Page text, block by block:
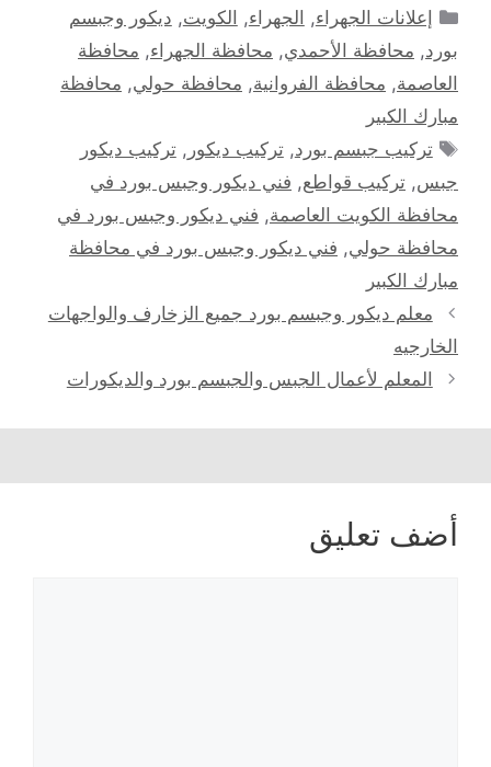
التصنيفات
إعلانات الجهراء, الجهراء, الكويت, ديكور وجبسم
بورد, محافظة الأحمدي, محافظة الجهراء, محافظة
العاصمة, محافظة الفروانية, محافظة حولي, محافظة
مبارك الكبير
الوسوم
تركيب جبسم بورد,تركيب ديكور ,تركيب ديكور
جبس, تركيب قواطع, فني ديكور وجبس بورد في
محافظة الكويت العاصمة, فني ديكور وجبس بورد في
محافظة حولي, فني ديكور وجبس بورد في محافظة
مبارك الكبير
تصفّح
المقالات
معلم ديكور وجبسم بورد جميع الزخارف والواجهات
الخارجيه
المعلم لأعمال الجبس والجبسم بورد والديكورات
أضف تعليق